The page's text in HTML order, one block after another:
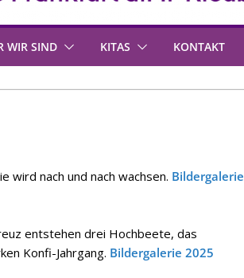
WIR SIND KITAS KONTAKT
wird nach und nach wachsen. Bildergalerie
entstehen drei Hochbeete, das
Konfi-Jahrgang. Bildergalerie 2025